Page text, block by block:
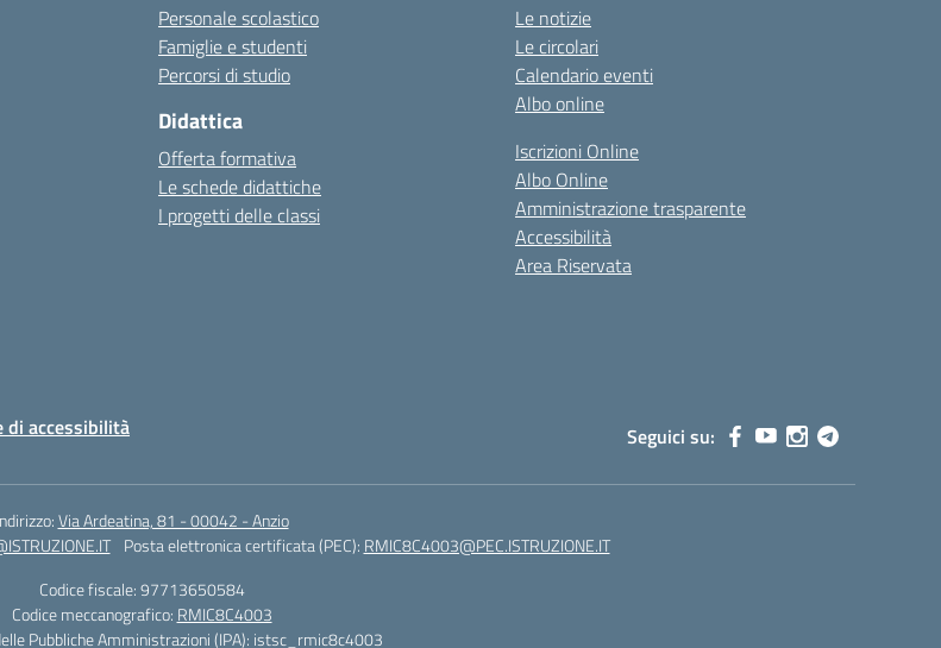
Personale scolastico
Famiglie e studenti
Percorsi di studio
Didattica
Offerta formativa
Le schede didattiche
I progetti delle classi
Le notizie
Le circolari
Calendario eventi
Albo online
Iscrizioni Online
Albo Online
Amministrazione trasparente
Accessibilità
Area Riservata
di accessibilità Seguici su:
Via Ardeatina, 81 - 00042 - Anzio
Posta elettronica certificata (PEC): RMIC8C4003@PEC.ISTRUZIONE.IT
Codice fiscale: 97713650584
Codice meccanografico: RMIC8C4003
Pubbliche Amministrazioni (IPA): istsc_rmic8c4003